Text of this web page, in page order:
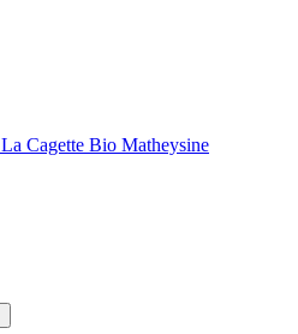
La Cagette Bio Matheysine